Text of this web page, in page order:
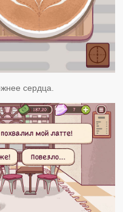
сердца.